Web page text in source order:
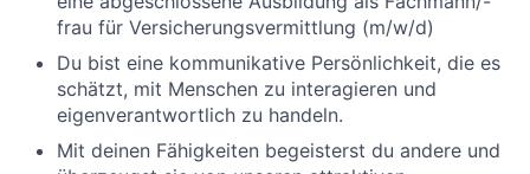
frau für Versicherungsvermittlung (m/w/d)
Du bist eine kommunikative Persönlichkeit, die es
schätzt, mit Menschen zu interagieren und
eigenverantwortlich zu handeln.
Mit deinen Fähigkeiten begeisterst du andere und